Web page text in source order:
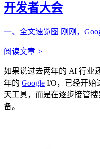
开发者大会
一、全文速览图 刚刚，
阅读文章 >
如果说过去两年的 AI 行业
年的 Google I/O，已经开始
天工具，而是在逐步接管
备。